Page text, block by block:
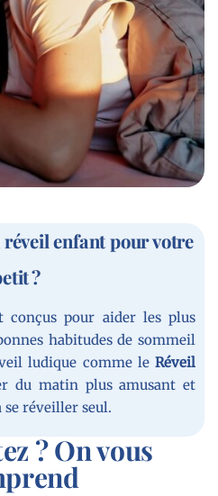
enfant pour votre
?
pour aider les plus
habitudes de sommeil
ludique comme le Réveil
du matin plus amusant et
réveiller seul.
? On vous